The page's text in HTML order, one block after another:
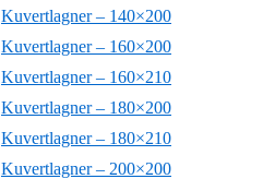
Kuvertlagner – 140×200
Kuvertlagner – 160×200
Kuvertlagner – 160×210
Kuvertlagner – 180×200
Kuvertlagner – 180×210
Kuvertlagner – 200×200